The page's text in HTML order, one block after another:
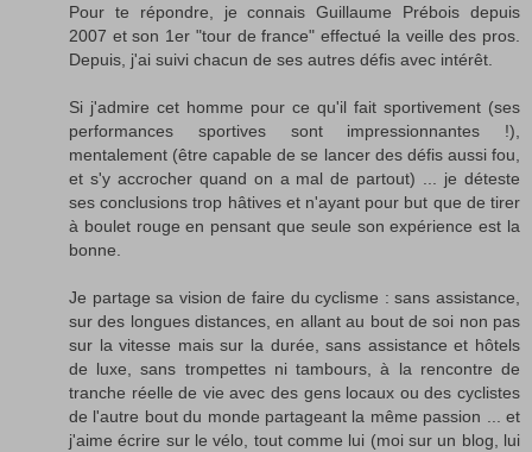
Pour te répondre, je connais Guillaume Prébois depuis
2007 et son 1er "tour de france" effectué la veille des pros.
Depuis, j'ai suivi chacun de ses autres défis avec intérêt.
Si j'admire cet homme pour ce qu'il fait sportivement (ses
performances sportives sont impressionnantes !),
mentalement (être capable de se lancer des défis aussi fou,
et s'y accrocher quand on a mal de partout) ... je déteste
ses conclusions trop hâtives et n'ayant pour but que de tirer
à boulet rouge en pensant que seule son expérience est la
bonne.
Je partage sa vision de faire du cyclisme : sans assistance,
sur des longues distances, en allant au bout de soi non pas
sur la vitesse mais sur la durée, sans assistance et hôtels
de luxe, sans trompettes ni tambours, à la rencontre de
tranche réelle de vie avec des gens locaux ou des cyclistes
de l'autre bout du monde partageant la même passion ... et
j'aime écrire sur le vélo, tout comme lui (moi sur un blog, lui